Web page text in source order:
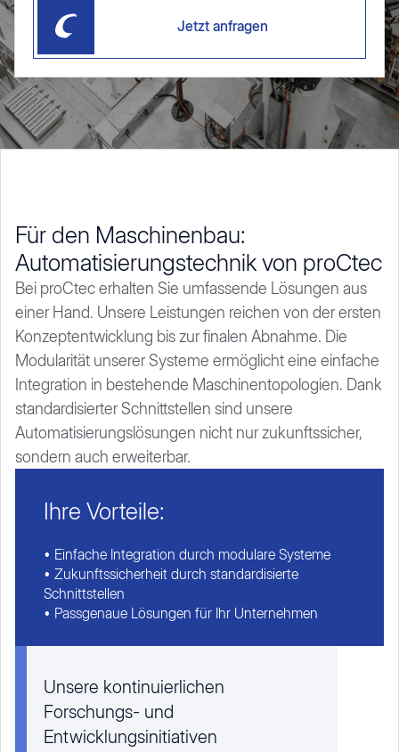
Jetzt anfragen
Für den Maschinenbau:
Automatisierungstechnik von proCtec
Bei proCtec erhalten Sie umfassende Lösungen aus
einer Hand. Unsere Leistungen reichen von der ersten
Konzeptentwicklung bis zur finalen Abnahme. Die
Modularität unserer Systeme ermöglicht eine einfache
Integration in bestehende Maschinentopologien. Dank
standardisierter Schnittstellen sind unsere
Automatisierungslösungen nicht nur zukunftssicher,
sondern auch erweiterbar.
Ihre Vorteile:
• Einfache Integration durch modulare Systeme
• Zukunftssicherheit durch standardisierte
Schnittstellen
• Passgenaue Lösungen für Ihr Unternehmen
Unsere kontinuierlichen
Forschungs- und
Entwicklungsinitiativen